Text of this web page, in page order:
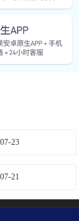
23
21